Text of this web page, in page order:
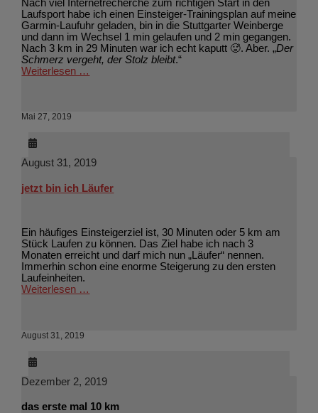
Nach viel Internetrecherche zum richtigen Start in den
Laufsport habe ich einen Einsteiger-Trainingsplan auf meine
Garmin-Laufuhr geladen, bin in die Stuttgarter Weinberge
und dann im Wechsel 1 min gelaufen und 2 min gegangen.
Nach 3 km in 29 Minuten war ich echt kaputt 🥵. Aber. „Der
Schmerz vergeht, der Stolz bleibt.“
Weiterlesen …
Mai 27, 2019
August 31, 2019
jetzt bin ich Läufer
Ein häufiges Einsteigerziel ist, 30 Minuten oder 5 km am
Stück Laufen zu können. Das Ziel habe ich nach 3
Monaten erreicht und darf mich nun „Läufer“ nennen.
Immerhin schon eine enorme Steigerung zu den ersten
Laufeinheiten.
Weiterlesen …
August 31, 2019
Dezember 2, 2019
das erste mal 10 km